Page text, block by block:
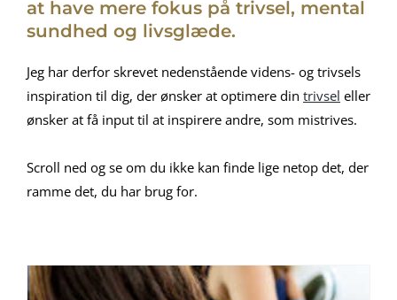
at have mere fokus på trivsel, mental
sundhed og livsglæde.
Jeg har derfor skrevet nedenstående videns- og trivsels
inspiration til dig, der ønsker at optimere din trivsel eller
ønsker at få input til at inspirere andre, som mistrives.
Scroll ned og se om du ikke kan finde lige netop det, der
ramme det, du har brug for.